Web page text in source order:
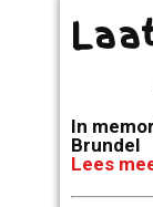
In
Brundel
Lees